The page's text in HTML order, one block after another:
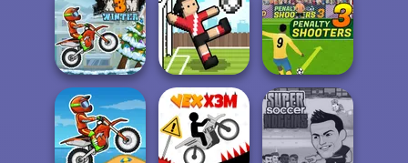
Basket Battle Basketball Stars
Moto X3M Winter Soccer Random
Penalty Shooters
3